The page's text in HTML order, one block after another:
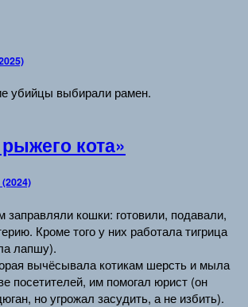
убийцы выбирали рамен.
кота»
заправляли кошки: готовили, подавали,
Кроме того у них работала тигрица
лапшу).
вычёсывала котикам шерсть и мыла
посетителей, им помогал юрист (он
но угрожал засудить, а не избить).